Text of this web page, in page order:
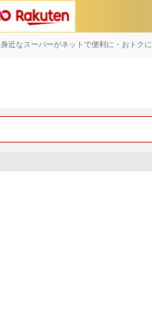
身近なスーパーがネットで便利に・おトクに